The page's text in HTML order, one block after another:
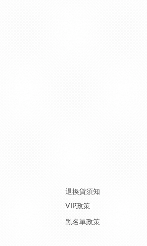
退換貨須知
VIP政策
黑名單政策